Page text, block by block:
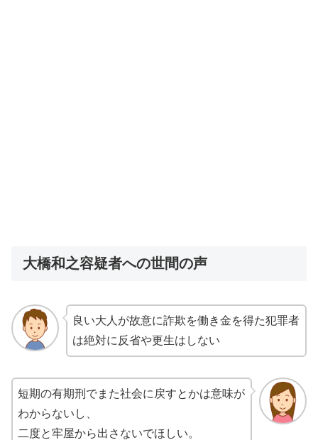
大橋和之容疑者への世間の声
良い大人が故意に詐欺を働き金を得た犯罪者
は絶対に反省や更生はしない
短期の有期刑でまた社会に戻すとかは意味が
わからないし、
二度と牢屋から出さないでほしい。